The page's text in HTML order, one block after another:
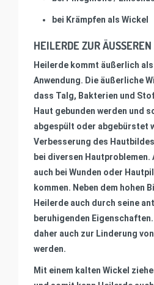
bei Krämpfen als Wickel
HEILERDE ZUR ÄUSSEREN
Heilerde kommt äußerlich
Anwendung. Die äußerliche
dass Talg, Bakterien und
Haut gebunden werden und
abgespült oder abgebürstet
Verbesserung des
bei diversen
auch bei Wunden oder
kommen. Neben dem hohen
Heilerde auch durch seine
beruhigenden
daher auch zur Linderung
werden.
Mit einem kalten Wickel